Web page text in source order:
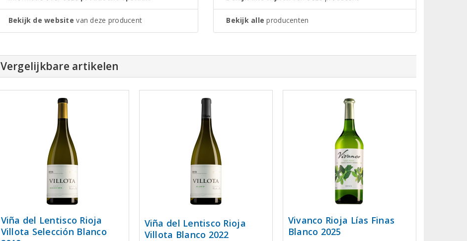
Bekijk de website van deze producent Bekijk alle producenten
Vergelijkbare artikelen
Viña del Lentisco Rioja
Villota Selección Blanco
Viña del Lentisco Rioja
Villota Blanco 2022
Vivanco Rioja Lías Finas
Blanco 2025